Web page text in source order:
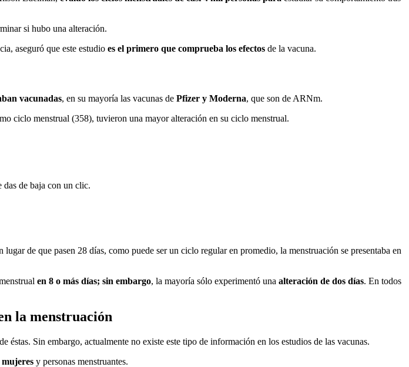
si hubo una alteración.
aseguró que este estudio es el primero que comprueba los efectos de la vacuna.
vacunadas, en su mayoría las vacunas de Pfizer y Moderna, que son de ARNm.
ciclo menstrual (358), tuvieron una mayor alteración en su ciclo menstrual.
de baja con un clic.
de que pasen 28 días, como puede ser un ciclo regular en promedio, la menstruación se presentaba en
en 8 o más días; sin embargo, la mayoría sólo experimentó una alteración de dos días. En todos
la menstruación
Sin embargo, actualmente no existe este tipo de información en los estudios de las vacunas.
mujeres y personas menstruantes.